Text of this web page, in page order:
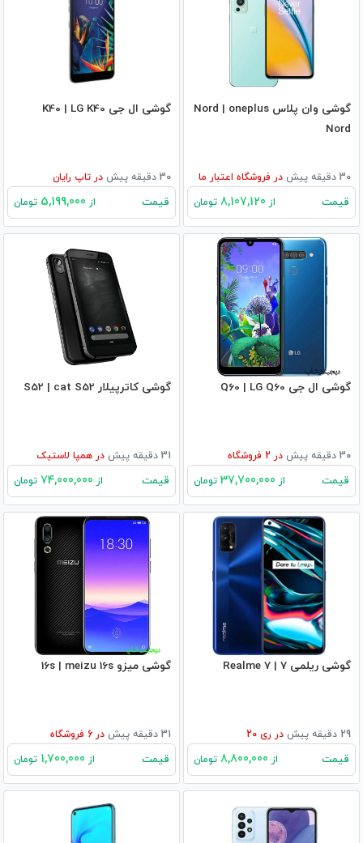
گوشی وان پلاس Nord | oneplus
Nord
30 دقیقه پیش در فروشگاه اعتبار ما
قیمت از تومان
گوشی ال جی K40 | LG K40
30 دقیقه پیش در تاپ رایان
قیمت از تومان
گوشی ال جی Q60 | LG Q60
30 دقیقه پیش در فروشگاه
قیمت از تومان
گوشی کاترپیلار S52 | cat S52
31 دقیقه پیش در همپا لاستیک
قیمت از تومان
گوشی ریلمی 7 | Realme 7
29 دقیقه پیش در ری 20
قیمت از تومان
گوشی میزو 16s | meizu 16s
31 دقیقه پیش در فروشگاه
قیمت از تومان